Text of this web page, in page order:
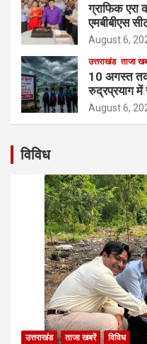
ग्राफिक
एमबीबीएस
August 6,
उत्तराखंड ताजा
10 अगस्त तक
रुद्रप्रयाग
August 6,
विविध
उत्तराखंड ताजा खबरें विविध